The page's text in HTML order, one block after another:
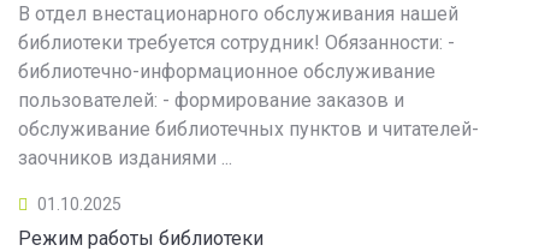
В отдел внестационарного обслуживания нашей
библиотеки требуется сотрудник! Обязанности: -
библиотечно-информационное обслуживание
пользователей: - формирование заказов и
обслуживание библиотечных пунктов и читателей-
заочников изданиями ...
01.10.2025
Режим работы библиотеки